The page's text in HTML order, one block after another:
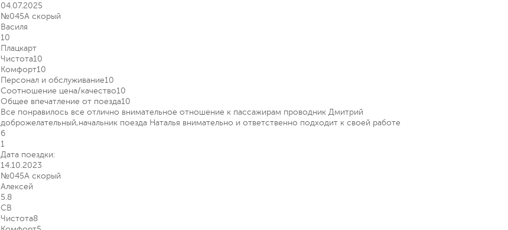
04.07.2025
№045А скорый
Василя
10
Плацкарт
Чистота10
Комфорт10
Персонал и обслуживание10
Соотношение цена/качество10
Общее впечатление от поезда10
Все понравилось все отлично внимательное отношение к пассажирам проводник Дмитрий
доброжелательный,начальник поезда Наталья внимательно и ответственно подходит к своей работе
6
1
Дата поездки:
14.10.2023
№045А скорый
Алексей
5.8
СВ
Чистота8